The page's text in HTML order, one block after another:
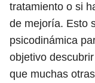
tratamiento o si
de mejoría. Esto
psicodinámica
objetivo
que muchas